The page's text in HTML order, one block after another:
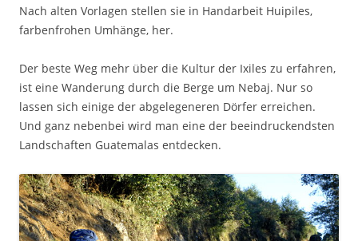
Nach alten Vorlagen stellen sie in Handarbeit Huipiles,
farbenfrohen Umhänge, her.
Der beste Weg mehr über die Kultur der Ixiles zu erfahren,
ist eine Wanderung durch die Berge um Nebaj. Nur so
lassen sich einige der abgelegeneren Dörfer erreichen.
Und ganz nebenbei wird man eine der beeindruckendsten
Landschaften Guatemalas entdecken.